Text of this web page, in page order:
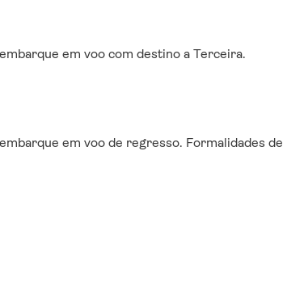
em voo com destino a Terceira.
em voo de regresso. Formalidades de